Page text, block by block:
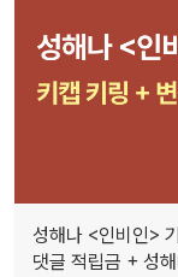
성해나 <인비인>
댓글 적립금 + 성